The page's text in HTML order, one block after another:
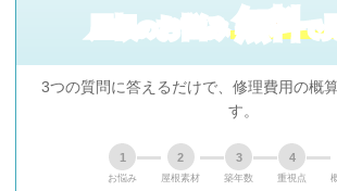
屋根 の お悩み無料で
3つの質問に答えるだけで、修理費用の概
す。
1
お悩み
2
屋根素材
3
築年数
4
重視点